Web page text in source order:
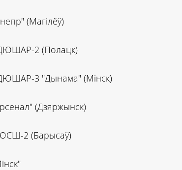
(Магілёў)
2 (Полацк)
3 "Дынама" (Мінск)
(Дзяржынск)
2 (Барысаў)